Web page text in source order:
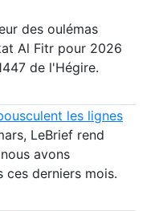
des oulémas
Al Fitr pour 2026
de l'Hégire.
les lignes
LeBrief rend
avons
ces derniers mois.